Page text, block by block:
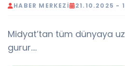
HABER MERKEZI 21.10.2025 -
Midyat’tan tüm dünyaya
gurur….